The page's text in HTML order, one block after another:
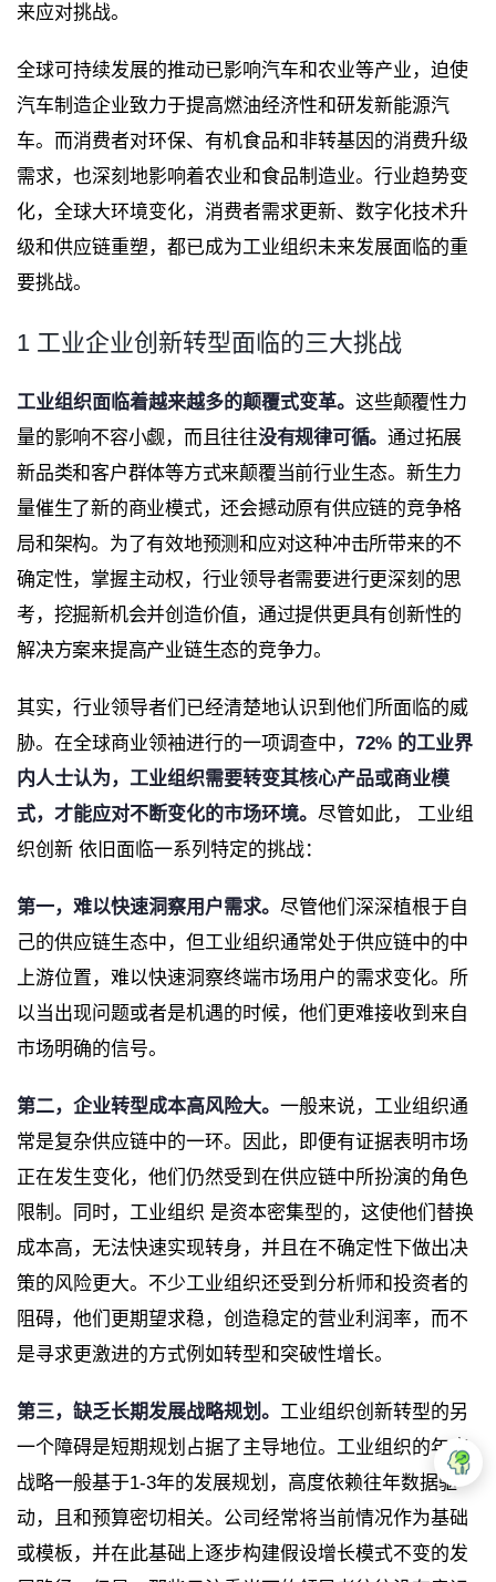
来应对挑战。
全球可持续发展的推动已影响汽车和农业等产业，迫使
汽车制造企业致力于提高燃油经济性和研发新能源汽
车。而消费者对环保、有机食品和非转基因的消费升级
需求，也深刻地影响着农业和食品制造业。行业趋势变
化，全球大环境变化，消费者需求更新、数字化技术升
级和供应链重塑，都已成为工业组织未来发展面临的重
要挑战。
1 工业企业创新转型面临的三大挑战
工业组织面临着越来越多的颠覆式变革。 这些颠覆性力
量的影响不容小觑，而且往往没有规律可循。通过拓展
新品类和客户群体等方式来颠覆当前行业生态。新生力
量催生了新的商业模式，还会撼动原有供应链的竞争格
局和架构。为了有效地预测和应对这种冲击所带来的不
确定性，掌握主动权，行业领导者需要进行更深刻的思
考，挖掘新机会并创造价值，通过提供更具有创新性的
解决方案来提高产业链生态的竞争力。
其实，行业领导者们已经清楚地认识到他们所面临的威
胁。在全球商业领袖进行的一项调查中， 72% 的工业界
内人士认为，工业组织需要转变其核心产品或商业模
式，才能应对不断变化的市场环境。 尽管如此， 工业组
织创新 依旧面临一系列特定的挑战：
第一， 难以快速洞察用户需求。 尽管他们深深植根于自
己的供应链生态中，但工业组织通常处于供应链中的中
上游位置，难以快速洞察终端市场用户的需求变化。所
以当出现问题或者是机遇的时候，他们更难接收到来自
市场明确的信号。
第二， 企业转型成本高风险大。 一般来说，工业组织通
常是复杂供应链中的一环。因此，即便有证据表明市场
正在发生变化，他们仍然受到在供应链中所扮演的角色
限制。同时，工业组织 是资本密集型的，这使他们替换
成本高，无法快速实现转身，并且在不确定性下做出决
策的风险更大。不少工业组织还受到分析师和投资者的
阻碍，他们更期望求稳，创造稳定的营业利润率，而不
是寻求更激进的方式例如转型和突破性增长。
第三， 缺乏长期发展战略规划 。 工业组织创新转型的另
一个障碍是短期规划占据了主导地位。工业组织的年度
战略一般基于1-3年的发展规划，高度依赖往年数据驱
动，且和预算密切相关。公司经常将当前情况作为基础
或模板，并在此基础上逐步构建假设增长模式不变的发